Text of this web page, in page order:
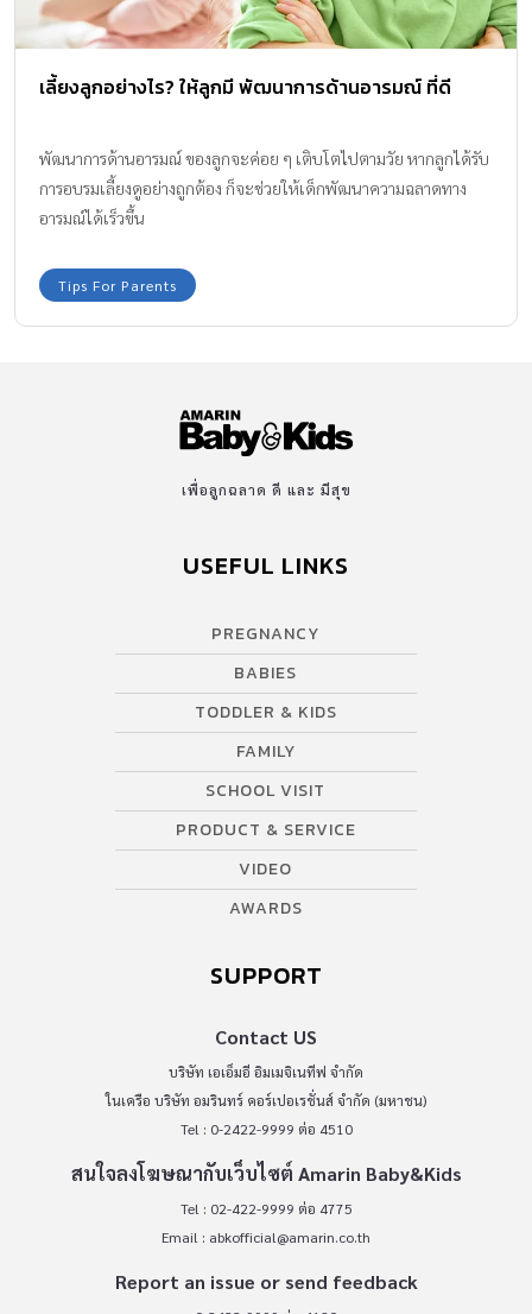
เลี้ยงลูกอย่างไร? ให้ลูกมี พัฒนาการด้านอารมณ์ ที่ดี
พัฒนาการด้านอารมณ์ ของลูกจะค่อย ๆ เติบโตไปตามวัย หากลูกได้รับ
การอบรมเลี้ยงดูอย่างถูกต้อง ก็จะช่วยให้เด็กพัฒนาความฉลาดทาง
อารมณ์ได้เร็วขึ้น
Tips For Parents
เพื่อลูกฉลาด ดี และ มีสุข
USEFUL LINKS
PREGNANCY
BABIES
TODDLER & KIDS
FAMILY
SCHOOL VISIT
PRODUCT & SERVICE
VIDEO
AWARDS
SUPPORT
Contact US
บริษัท เอเอ็มอี อิมเมจิเนทีฟ จำกัด
ในเครือ บริษัท อมรินทร์ คอร์เปอเรชั่นส์ จำกัด (มหาชน)
Tel : 0-2422-9999 ต่อ 4510
สนใจลงโฆษณากับเว็บไซต์ Amarin Baby&Kids
Tel : 02-422-9999 ต่อ 4775
Email : abkofficial@amarin.co.th
Report an issue or send feedback